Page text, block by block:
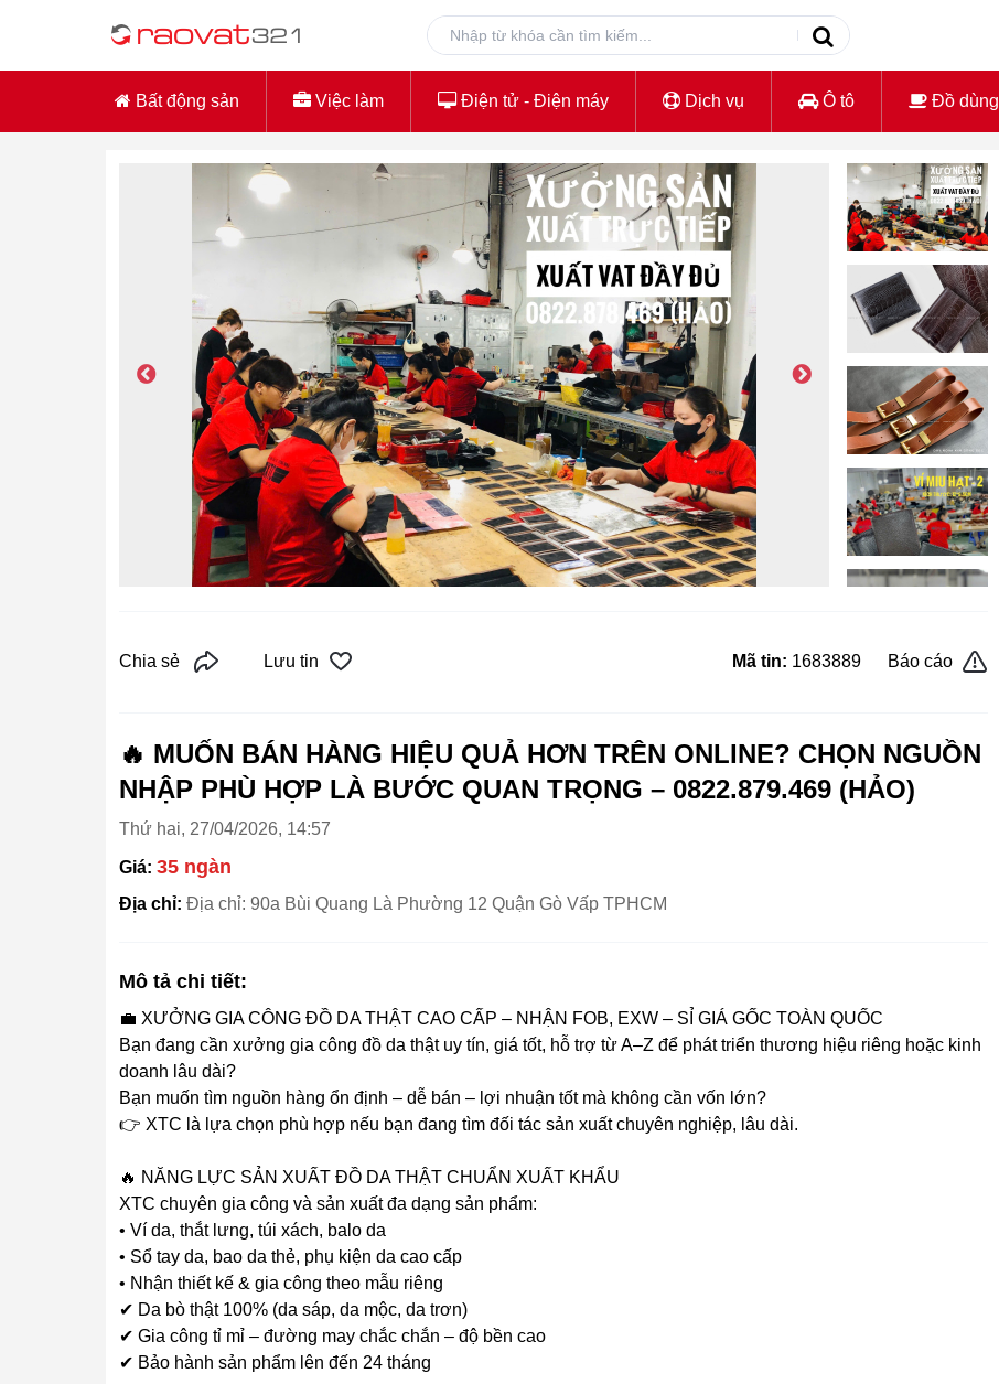
Bất động sản Việc làm Điện tử - Điện máy Dịch vụ Ô tô Đồ dùng
Chia sẻ Lưu tin Mã tin: 1683889 Báo cáo
🔥 MUỐN BÁN HÀNG HIỆU QUẢ HƠN TRÊN ONLINE? CHỌN NGUỒN
NHẬP PHÙ HỢP LÀ BƯỚC QUAN TRỌNG – 0822.879.469 (HẢO)
Thứ hai, 27/04/2026, 14:57
Giá: 35 ngàn
Địa chỉ: Địa chỉ: 90a Bùi Quang Là Phường 12 Quận Gò Vấp TPHCM
Mô tả chi tiết:
💼 XƯỞNG GIA CÔNG ĐỒ DA THẬT CAO CẤP – NHẬN FOB, EXW – SỈ GIÁ GỐC TOÀN QUỐC
Bạn đang cần xưởng gia công đồ da thật uy tín, giá tốt, hỗ trợ từ A–Z để phát triển thương hiệu riêng hoặc kinh
doanh lâu dài?
Bạn muốn tìm nguồn hàng ổn định – dễ bán – lợi nhuận tốt mà không cần vốn lớn?
👉 XTC là lựa chọn phù hợp nếu bạn đang tìm đối tác sản xuất chuyên nghiệp, lâu dài.
🔥 NĂNG LỰC SẢN XUẤT ĐỒ DA THẬT CHUẨN XUẤT KHẨU
XTC chuyên gia công và sản xuất đa dạng sản phẩm:
• Ví da, thắt lưng, túi xách, balo da
• Sổ tay da, bao da thẻ, phụ kiện da cao cấp
• Nhận thiết kế & gia công theo mẫu riêng
✔ Da bò thật 100% (da sáp, da mộc, da trơn)
✔ Gia công tỉ mỉ – đường may chắc chắn – độ bền cao
✔ Bảo hành sản phẩm lên đến 24 tháng